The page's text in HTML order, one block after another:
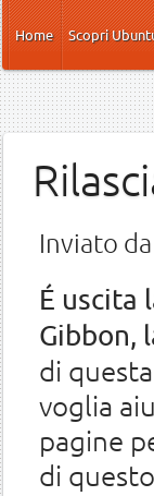
Salta al contenuto
Home
Scopri
Inviato da
É uscita
Gibbon,
di
voglia
pagine
di